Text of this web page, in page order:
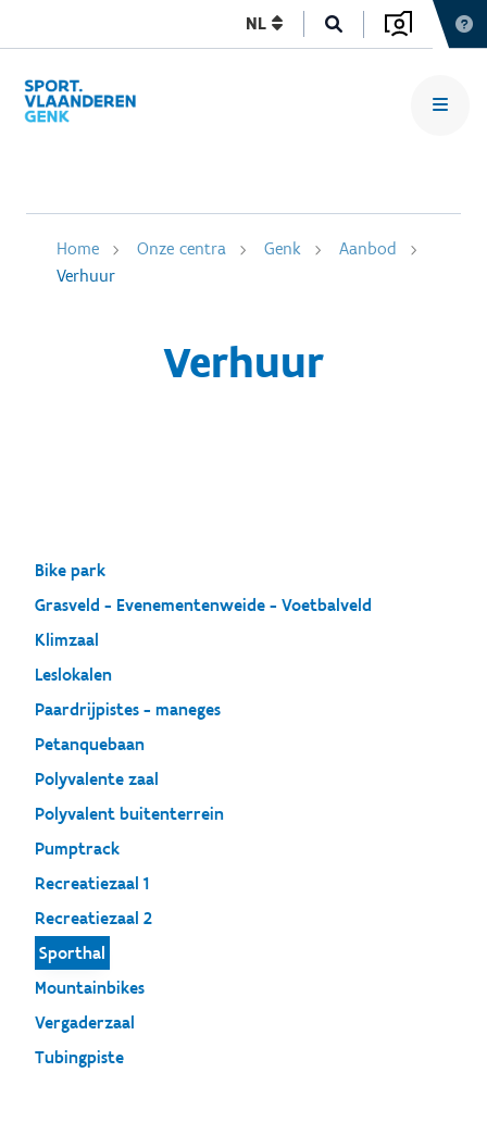
NL
Home Onze centra Genk
Aanbod
Verhuur
Verhuur
Bike park
Grasveld - Evenementenweide - Voetbalveld
Klimzaal
Leslokalen
Paardrijpistes - maneges
Petanquebaan
Polyvalente zaal
Polyvalent buitenterrein
Pumptrack
Recreatiezaal 1
Recreatiezaal 2
Sporthal
Mountainbikes
Vergaderzaal
Tubingpiste